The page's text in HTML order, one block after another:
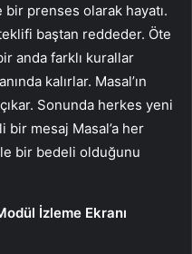
bir prenses olarak hayatı.
baştan reddeder. Öte
anda farklı kurallar
kalırlar. Masal’ın
Sonunda herkes yeni
bir mesaj Masal’a her
bir bedeli olduğunu
İzleme Ekranı